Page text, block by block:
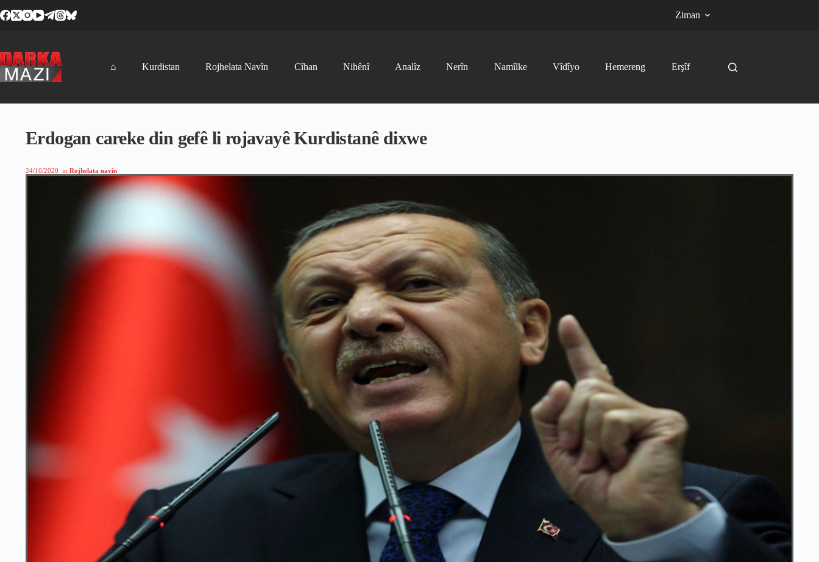
to
Ziman
⌂ Kurdistan Rojhelata Navîn Cîhan Nihênî Analîz Nerîn Namîlke Vîdîyo Hemereng Erşîf
Erdogan careke din gefê li rojavayê Kurdistanê dixwe
24/10/2020 in Rojhelata navîn